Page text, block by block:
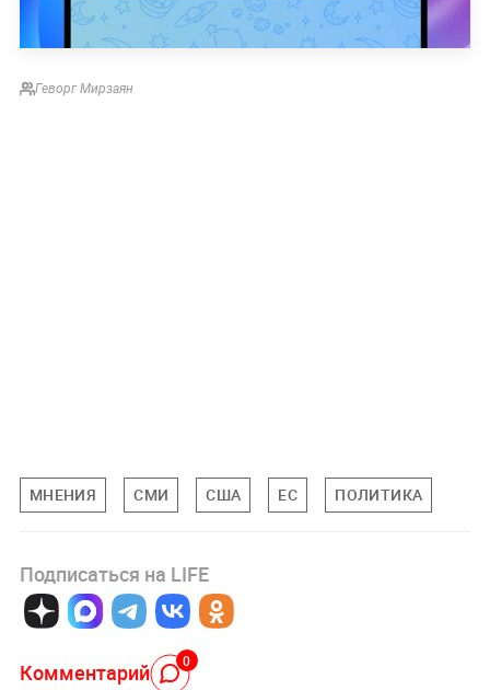
Геворг Мирзаян
МНЕНИЯ СМИ США ЕС ПОЛИТИКА
Подписаться на LIFE
Комментарий 0